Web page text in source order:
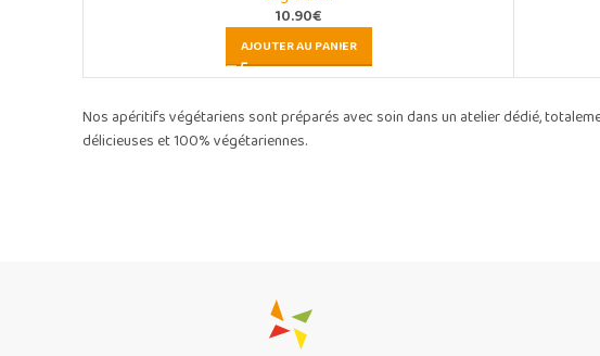
10.90€
AJOUTER AU PANIER
Nos apéritifs végétariens sont préparés avec soin dans un atelier dédié,
délicieuses et 100% végétariennes.